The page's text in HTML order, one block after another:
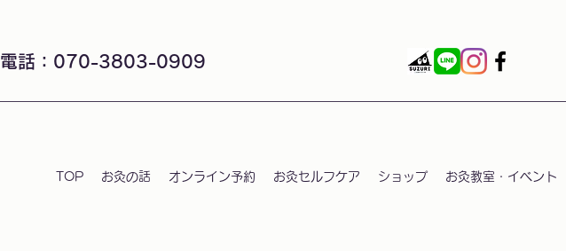
電話：070-3803-0909
TOP お灸の話 オンライン予約 お灸セルフケア ショップ お灸教室・イベント